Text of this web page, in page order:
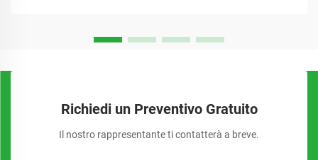
Richiedi un Preventivo Gratuito
Il nostro rappresentante ti contatterà a breve.